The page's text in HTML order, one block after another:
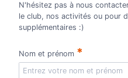
N'hésitez pas à nous
le club, nos activités ou pour
supplémentaires :)
Nom et prénom *